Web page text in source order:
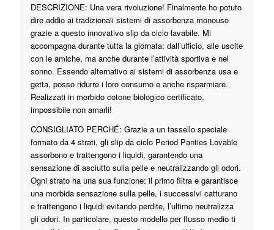
DESCRIZIONE: Una vera rivoluzione! Finalmente ho potuto
dire addio ai tradizionali sistemi di assorbenza monouso
grazie a questo innovativo slip da ciclo lavabile. Mi
accompagna durante tutta la giornata: dall’ufficio, alle uscite
con le amiche, ma anche durante l’attività sportiva e nel
sonno. Essendo alternativo ai sistemi di assorbenza usa e
getta, posso ridurre i loro consumo e anche risparmiare.
Realizzati in morbido cotone biologico certificato,
impossibile non amarli!
CONSIGLIATO PERCHÉ: Grazie a un tassello speciale
formato da 4 strati, gli slip da ciclo Period Panties Lovable
assorbono e trattengono i liquidi, garantendo una
sensazione di asciutto sulla pelle e neutralizzando gli odori.
Ogni strato ha una sua funzione: il primo filtra e garantisce
una morbida sensazione sulla pelle, i successivi catturano
e trattengono i liquidi evitando perdite, l’ultimo neutralizza
gli odori. In particolare, questo modello per flusso medio ti